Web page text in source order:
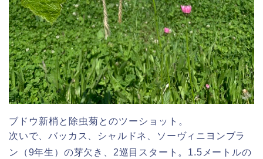
ブドウ新梢と除虫菊とのツーショット。
次いで、バッカス、シャルドネ、ソーヴィニヨンブラ
ン（9年生）の芽欠き、2巡目スタート。1.5メートルの